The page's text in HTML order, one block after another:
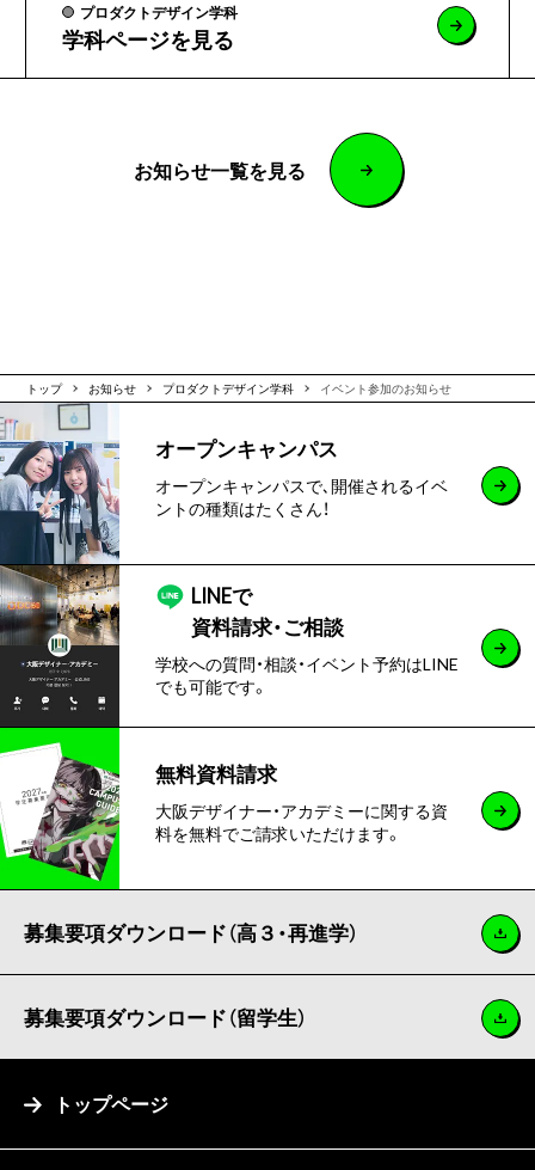
プロダクトデザイン学科
学科ページを見る
お知らせ一覧を見る
トップ お知らせ プロダクトデザイン学科 イベント参加のお知らせ
オープンキャンパス
オープンキャンパスで､開催されるイベ
ントの種類はたくさん！
LINEで
資料請求・ご相談
学校への質問・相談・イベント予約はLINE
でも可能です。
無料資料請求
大阪デザイナー・アカデミーに関する資
料を無料でご請求いただけます。
募集要項ダウンロード（高３・再進学）
募集要項ダウンロード（留学生）
トップページ